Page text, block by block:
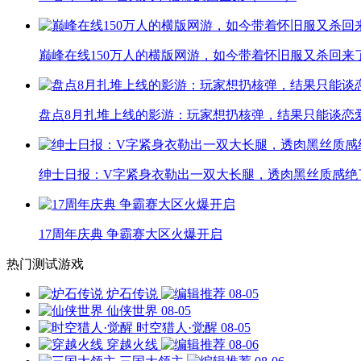
巅峰在线150万人的横版网游，如今带着怀旧服又杀回来
盘点8月扎堆上线的影游：玩家想扔核弹，结果只能谈恋
绅士日报：V字紧身衣勒出一双大长腿，透肉黑丝质感绝
17周年庆典 争霸赛大区火爆开启
热门测试游戏
炉石传说
08-05
仙侠世界 08-05
时空猎人·觉醒 08-05
穿越火线
08-06